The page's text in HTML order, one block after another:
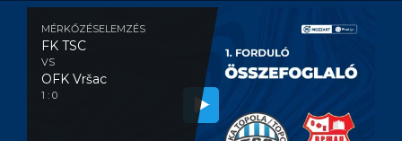
MÉRKŐZÉSELEMZÉS
FK TSC
VS
OFK Vršac
1 : 0